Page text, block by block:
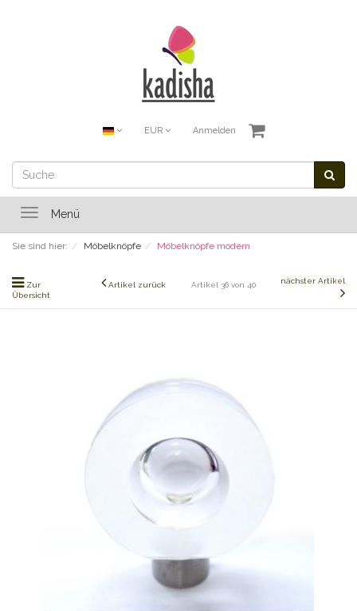
EUR Anmelden
ToggleMenü
Sie sind hier: Möbelknöpfe Möbelknöpfe modern
Zur
Übersicht
Artikel zurück Artikel 36 von 40 nächster Artikel